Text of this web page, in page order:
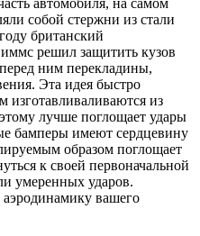
автомобиля, на самом
собой стержни из стали
британский
решил защитить кузов
ним перекладины,
Эта идея быстро
из
лучше поглощает удары
бамперы имеют сердцевину
образом поглощает
к своей первоначальной
умеренных ударов.
вашего